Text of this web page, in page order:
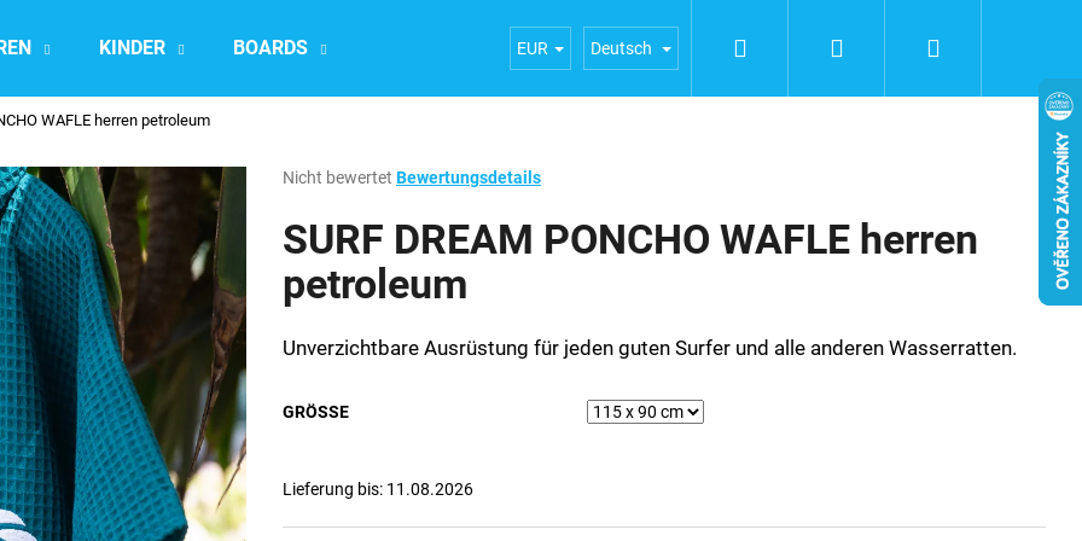
KINDER BOARDS ERFAHRUNGEN Geschäftsbedingungen
EUR Deutsch
WAFLE herren petroleum
Die
Produktbewertung
ist
von
Sternen.
Nicht bewertet Bewertungsdetails
SURF DREAM PONCHO WAFLE herren
petroleum
Unverzichtbare Ausrüstung für jeden guten Surfer und alle anderen Wasserratten.
GRÖSSE
Lieferung bis: 11.08.2026
Was suchen Sie?
SUCHEN
Wir empfehlen